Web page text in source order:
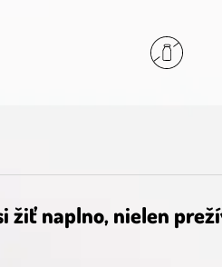
žiť naplno, nielen